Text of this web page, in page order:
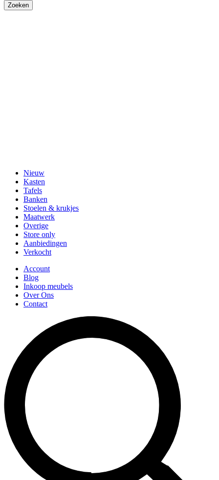
Nieuw
Kasten
Tafels
Banken
Stoelen & krukjes
Maatwerk
Overige
Store only
Aanbiedingen
Verkocht
Account
Blog
Inkoop meubels
Over Ons
Contact